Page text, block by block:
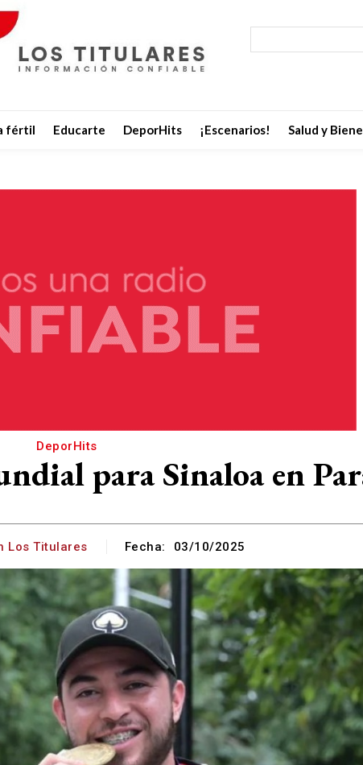
fértil Educarte DeporHits ¡Escenarios! Salud y
DeporHits
para Sinaloa en
Los Titulares Fecha: 03/10/2025